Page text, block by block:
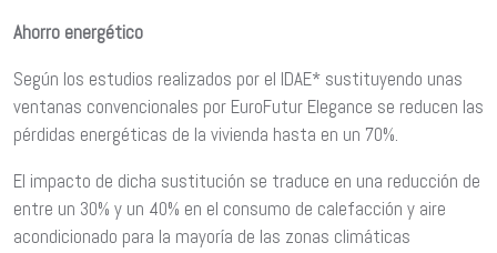
Ahorro energético
Según los estudios realizados por el IDAE* sustituyendo unas
ventanas convencionales por EuroFutur Elegance se reducen las
pérdidas energéticas de la vivienda hasta en un 70%.
El impacto de dicha sustitución se traduce en una reducción de
entre un 30% y un 40% en el consumo de calefacción y aire
acondicionado para la mayoría de las zonas climáticas